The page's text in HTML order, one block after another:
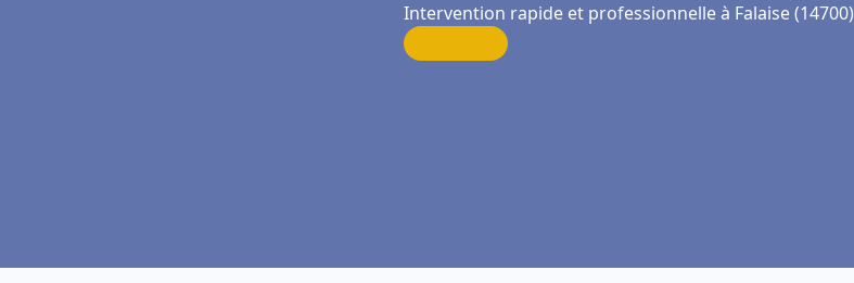
Intervention rapide et professionnelle à Falaise (14700)